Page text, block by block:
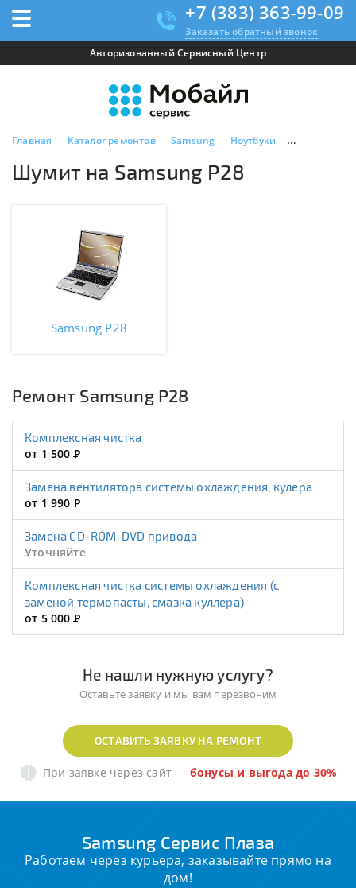
+7 (383) 363-99-09
Заказать обратный звонок
Авторизованный Сервисный Центр
Главная Каталог ремонтов Samsung Ноутбуки Samsung P28
Шумит на Samsung P28
Samsung P28
Ремонт Samsung P28
Комплексная чистка
от 1 500Р
Замена вентилятора системы охлаждения, кулера
от 1 990Р
Замена CD-ROM, DVD привода
Уточняйте
Комплексная чистка системы охлаждения (с
заменой термопасты, смазка куллера)
от 5 000Р
Не нашли нужную услугу?
Оставьте заявку и мы вам перезвоним
ОСТАВИТЬ ЗАЯВКУ НА РЕМОНТ
При заявке через сайт — бонусы и выгода до 30%
Samsung Сервис Плаза
Работаем через курьера, заказывайте прямо на
дом!